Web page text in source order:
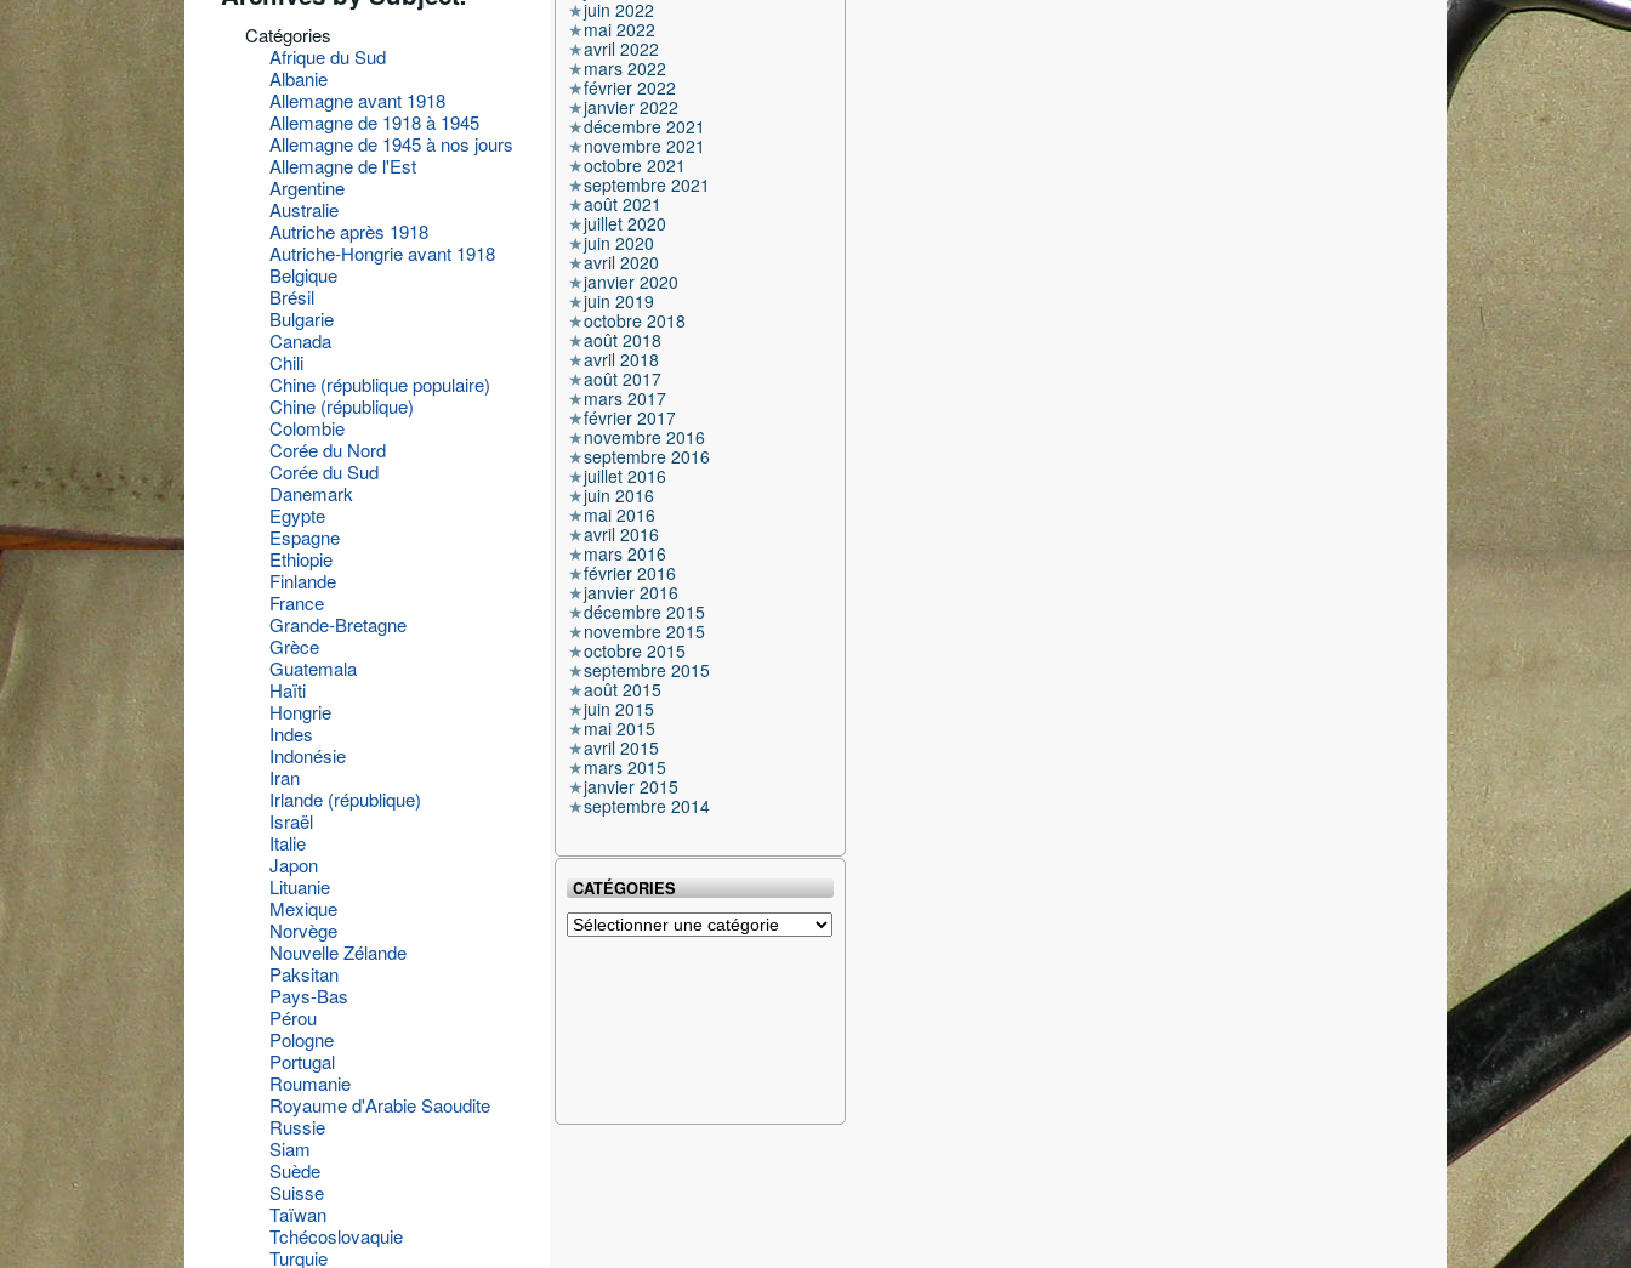
Catégories
Afrique du Sud
Albanie
Allemagne avant 1918
Allemagne de 1918 à 1945
Allemagne de 1945 à nos jours
Allemagne de l'Est
Argentine
Australie
Autriche après 1918
Autriche-Hongrie avant 1918
Belgique
Brésil
Bulgarie
Canada
Chili
Chine (république populaire)
Chine (république)
Colombie
Corée du Nord
Corée du Sud
Danemark
Egypte
Espagne
Ethiopie
Finlande
France
Grande-Bretagne
Grèce
Guatemala
Haïti
Hongrie
Indes
Indonésie
Iran
Irlande (république)
Israël
Italie
Japon
Lituanie
Mexique
Norvège
Nouvelle Zélande
Paksitan
Pays-Bas
Pérou
Pologne
Portugal
Roumanie
Royaume d'Arabie Saoudite
Russie
Siam
Suède
Suisse
Taïwan
Tchécoslovaquie
Turquie
juin 2022
mai 2022
avril 2022
mars 2022
février 2022
janvier 2022
décembre 2021
novembre 2021
octobre 2021
septembre 2021
août 2021
juillet 2020
juin 2020
avril 2020
janvier 2020
juin 2019
octobre 2018
août 2018
avril 2018
août 2017
mars 2017
février 2017
novembre 2016
septembre 2016
juillet 2016
juin 2016
mai 2016
avril 2016
mars 2016
février 2016
janvier 2016
décembre 2015
novembre 2015
octobre 2015
septembre 2015
août 2015
juin 2015
mai 2015
avril 2015
mars 2015
janvier 2015
septembre 2014
CATÉGORIES
Catégories